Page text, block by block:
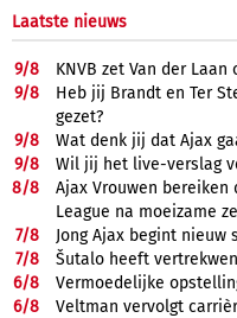
Laatste nieuws
9/8
KNVB zet Van der
9/8
Heb jij Brandt en Ter
gezet?
9/8
Wat denk jij dat Ajax
9/8
Wil jij het live-verslag
8/8
Ajax Vrouwen
League na moeizame
7/8
Jong Ajax begint nieuw
7/8
Šutalo heeft
6/8
Vermoedelijke
6/8
Veltman vervolgt